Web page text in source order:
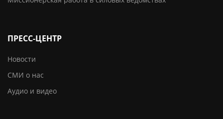
ПРЕСС-ЦЕНТР
Новости
СМИ о нас
Аудио и видео